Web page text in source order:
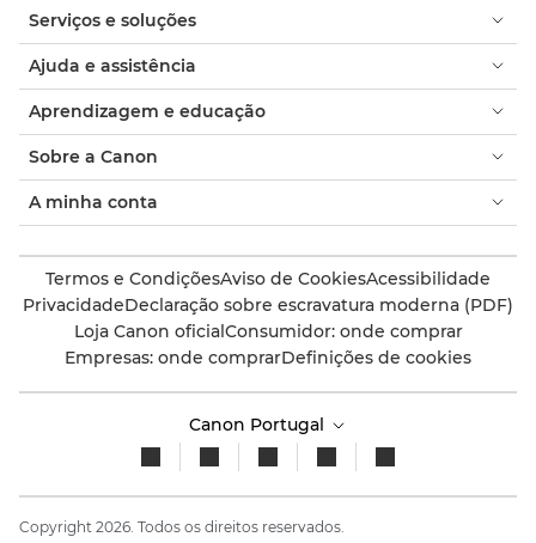
Serviços e soluções
Ajuda e assistência
Aprendizagem e educação
Sobre a Canon
A minha conta
Termos e CondiçõesAviso de CookiesAcessibilidade
PrivacidadeDeclaração sobre escravatura moderna (PDF)
Loja Canon oficialConsumidor: onde comprar
Empresas: onde comprarDefinições de cookies
Canon Portugal
Copyright 2026. Todos os direitos reservados.